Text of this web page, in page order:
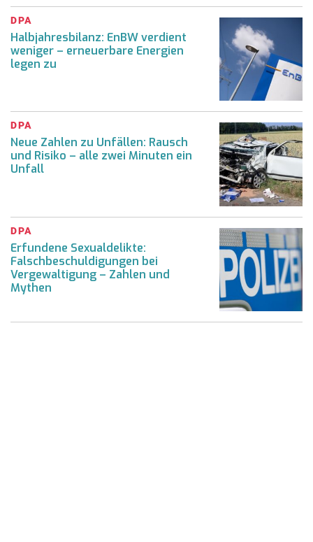
DPA
Halbjahresbilanz: EnBW verdient
weniger – erneuerbare Energien
legen zu
DPA
Neue Zahlen zu Unfällen: Rausch
und Risiko – alle zwei Minuten ein
Unfall
DPA
Erfundene Sexualdelikte:
Falschbeschuldigungen bei
Vergewaltigung – Zahlen und
Mythen